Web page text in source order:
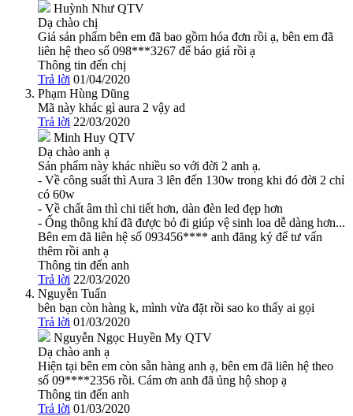
Huỳnh Như QTV
Dạ chào chị
Giá sản phẩm bên em đã bao gồm hóa đơn rồi ạ, bên em đã
liên hệ theo số 098***3267 để báo giá rồi ạ
Thông tin đến chị
Trả lời 01/04/2020
Phạm Hùng Dũng
Mã này khác gì aura 2 vậy ad
Trả lời 22/03/2020
Minh Huy QTV
Dạ chào anh ạ
Sản phẩm này khác nhiều so với đời 2 anh ạ.
- Về công suất thì Aura 3 lên đến 130w trong khi đó đời 2 chỉ
có 60w
- Về chất âm thì chi tiết hơn, dàn đèn led đẹp hơn
- Ống thông khí đã được bỏ đi giúp vệ sinh loa dễ dàng hơn...
Bên em đã liên hệ số 093456**** anh đăng ký để tư vấn
thêm rồi anh ạ
Thông tin đến anh
Trả lời 22/03/2020
Nguyễn Tuấn
bên bạn còn hàng k, mình vừa đặt rồi sao ko thấy ai gọi
Trả lời 01/03/2020
Nguyễn Ngọc Huyền My QTV
Dạ chào anh ạ
Hiện tại bên em còn sẵn hàng anh ạ, bên em đã liên hệ theo
số 09****2356 rồi. Cám ơn anh đã ủng hộ shop ạ
Thông tin đến anh
Trả lời 01/03/2020